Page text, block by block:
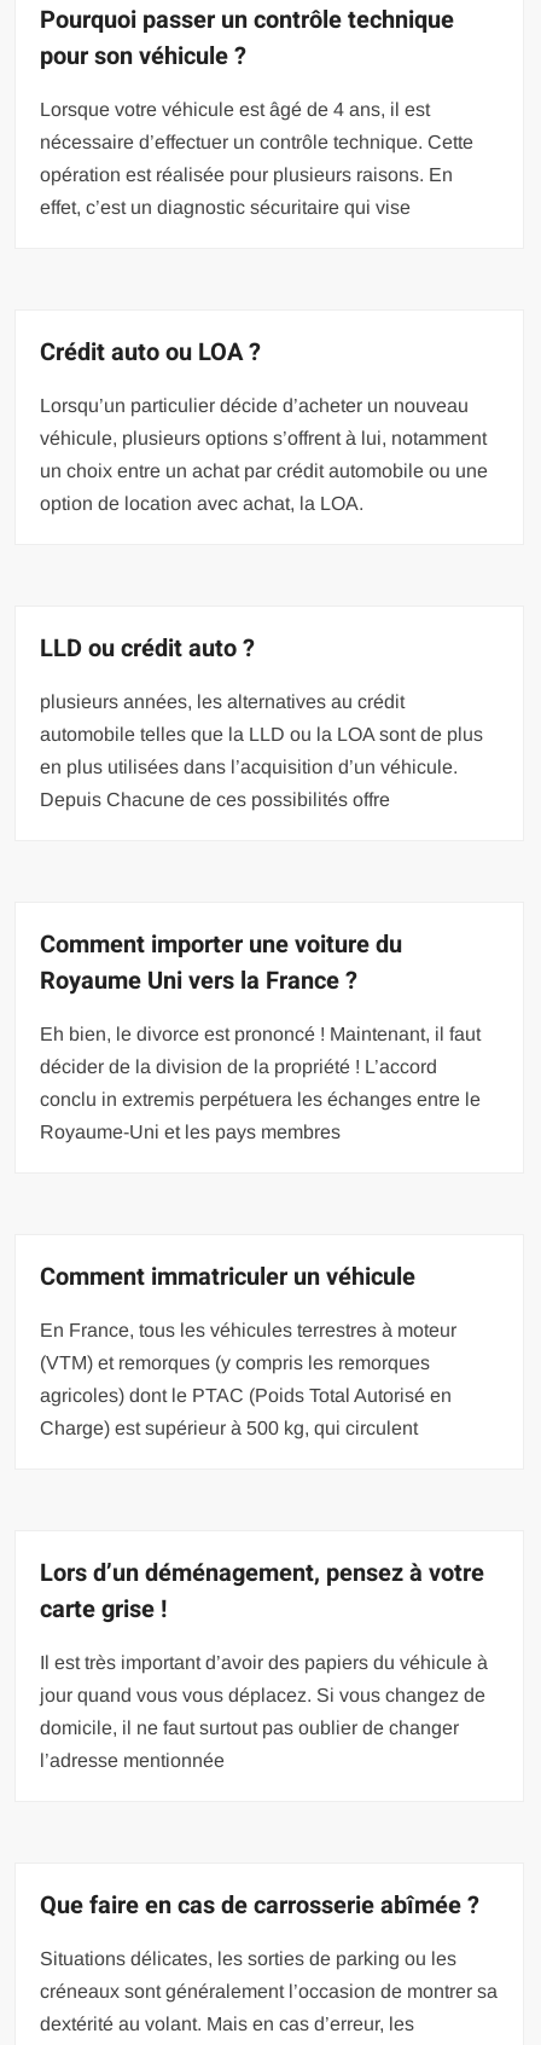
Pourquoi passer un contrôle technique
pour son véhicule ?
Lorsque votre véhicule est âgé de 4 ans, il est
nécessaire d’effectuer un contrôle technique. Cette
opération est réalisée pour plusieurs raisons. En
effet, c’est un diagnostic sécuritaire qui vise
Crédit auto ou LOA ?
Lorsqu’un particulier décide d’acheter un nouveau
véhicule, plusieurs options s’offrent à lui, notamment
un choix entre un achat par crédit automobile ou une
option de location avec achat, la LOA.
LLD ou crédit auto ?
plusieurs années, les alternatives au crédit
automobile telles que la LLD ou la LOA sont de plus
en plus utilisées dans l’acquisition d’un véhicule.
Depuis Chacune de ces possibilités offre
Comment importer une voiture du
Royaume Uni vers la France ?
Eh bien, le divorce est prononcé ! Maintenant, il faut
décider de la division de la propriété ! L’accord
conclu in extremis perpétuera les échanges entre le
Royaume-Uni et les pays membres
Comment immatriculer un véhicule
En France, tous les véhicules terrestres à moteur
(VTM) et remorques (y compris les remorques
agricoles) dont le PTAC (Poids Total Autorisé en
Charge) est supérieur à 500 kg, qui circulent
Lors d’un déménagement, pensez à votre
carte grise !
Il est très important d’avoir des papiers du véhicule à
jour quand vous vous déplacez. Si vous changez de
domicile, il ne faut surtout pas oublier de changer
l’adresse mentionnée
Que faire en cas de carrosserie abîmée ?
Situations délicates, les sorties de parking ou les
créneaux sont généralement l’occasion de montrer sa
dextérité au volant. Mais en cas d’erreur, les